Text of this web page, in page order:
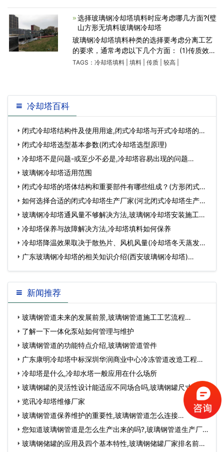
前提下，应选择具有
选择玻璃钢冷却塔填料时应考虑哪几方面?(璧
山方形无填料玻璃钢冷却塔
玻璃钢冷却塔填料种类的选择要考虑分离工艺
的要求，通常考虑以下几个方面： (1)传质效率
要高 一般而言，规整填料的传质效率高于散装
TAGS： 冷却塔填料| 填料| 传质| 较高|
冷却塔百科
闭式冷却塔结构件及使用用途,闭式冷却塔与开式冷却塔的区
别…闭式冷却塔选型基本参数(闭式冷却塔选型原理)
冷却塔不是问题-或至少不必是,冷却塔容易出现的问题…
玻璃钢冷却塔适用范围
闭式冷却塔的塔体结构和重要部件有哪些组成？(方形闭式冷
却塔结构详解)…
如何选择合适的闭式冷却塔生产厂家(河北闭式冷却塔生产厂
家)…
玻璃钢冷却塔通风量不够解决方法,玻璃钢冷却塔安装施工方
案…冷却塔保养与故障解决方法,冷却塔填料如何保养
冷却塔降温效果取决于散热片、风机风量(冷却塔冬天蒸发量)
… 广东玻璃钢冷却塔的相关知识介绍(西安玻璃钢冷却塔)…
新闻推荐
玻璃钢管道未来的发展前景,玻璃钢管道施工工艺流程…
了解一下一体化泵站如何管理与维护
玻璃钢管道的功能特点介绍,玻璃钢管道管件
广东康明冷却塔中标深圳华润商业中心冷冻管道改造工程…
冷却塔是什么,冷却水塔一般应用在什么场所
玻璃钢罐的灵活性设计能适应不同场合吗,玻璃钢罐尺寸对照
表…览讯冷却塔维修厂家
玻璃钢管道保养维护的重要性,玻璃钢管道怎么连接…
您知道玻璃钢管道是怎么生产出来的吗?,玻璃钢管道生产厂
家…玻璃钢储罐的应用及四个基本特性,玻璃钢储罐厂家排名前十